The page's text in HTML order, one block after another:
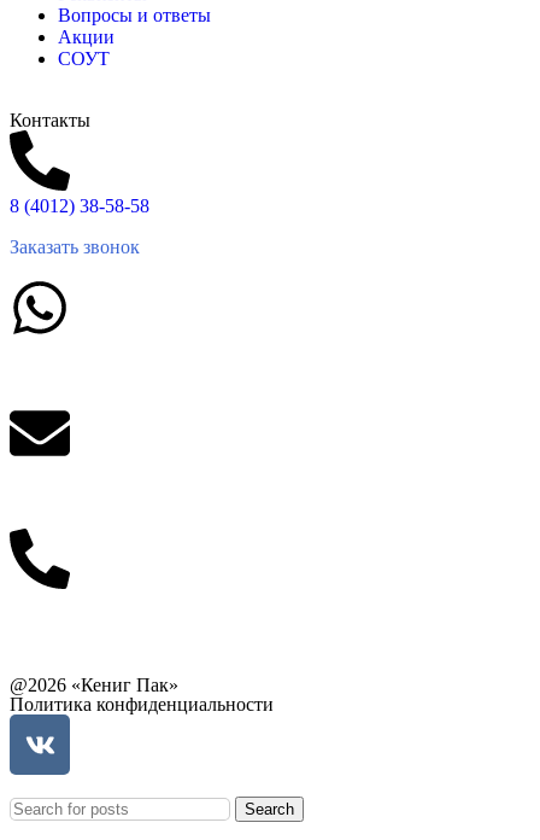
Вопросы и ответы
Акции
СОУТ
Контакты
8 (4012) 38-58-58
Заказать звонок
@2026 «Кениг Пак»
Политика конфиденциальности
Search